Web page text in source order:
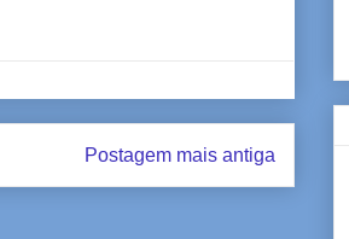
Postagem mais antiga